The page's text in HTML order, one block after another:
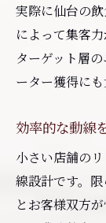
仙台
例
高級感
リフ
ン術
仙台
実際に仙台の
によって集客
ターゲット層
ーター獲得にも
効率的な動線
小さい店舗の
線設計です。
とお客様双方